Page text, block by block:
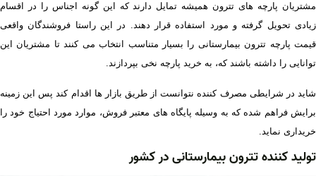
مشتریان پارچه های تترون همیشه تمایل دارند که این گونه اجناس را در اقسام
زیادی تحویل گرفته و مورد استفاده قرار دهند. در این راستا فروشندگان واقعی
قیمت پارچه تترون بیمارستانی را بسیار متناسب انتخاب می کنند تا مشتریان این
توانایی را داشته باشند که، به خرید پارچه نخی بپردازند.
شاید در شرایطی مصرف کننده نتوانست از طریق بازار ها اقدام کند پس این زمینه
برایش فراهم شده که به وسیله پایگاه های معتبر فروش، موارد مورد احتیاج خود را
خریداری نماید.
تولید کننده تترون بیمارستانی در کشور